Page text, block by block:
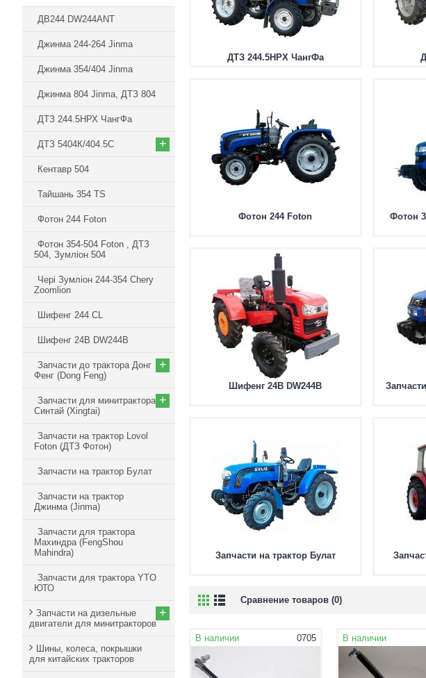
ДВ244 DW244ANT
Джинма 244-264 Jinma
Джинма 354/404 Jinma
Джинма 804 Jinma, ДТЗ 804
ДТЗ 244.5НРХ ЧангФа
ДТЗ 5404К/404.5С +
Кентавр 504
Тайшань 354 TS
Фотон 244 Foton
Фотон 354-504 Foton , ДТЗ
504, Зумліон 504
Чері Зумліон 244-354 Chery
Zoomlion
Шифенг 244 СL
Шифенг 24В DW244B
Запчасти до трактора Донг
Фенг (Dong Feng)
+
Запчасти для минитрактора
Синтай (Xingtai)
+
Запчасти на трактор Lovol
Foton (ДТЗ Фотон)
Запчасти на трактор Булат
Запчасти на трактор
Джинма (Jinma)
Запчасти для трактора
Махиндра (FengShou
Mahindra)
Запчасти для трактора YTO
ЮТО
Запчасти на дизельные
двигатели для минитракторов
+
Шины, колеса, покрышки
для китайских тракторов
ДТЗ 244.5НРХ ЧангФа
Фотон 244 Foton
Фотон
Шифенг 24В DW244B
Запчасти на трактор Булат
Сравнение товаров (0)
В наличии 0705 В наличии